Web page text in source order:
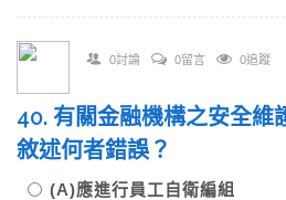
0討論 0留言 0追蹤
40. 有關金融機構之安全維
敘述何者錯誤？
(A)應進行員工自衛編組